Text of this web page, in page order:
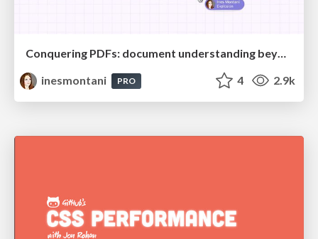
Conquering PDFs: document understanding beyond plain text
inesmontani
PRO 4 2.9k